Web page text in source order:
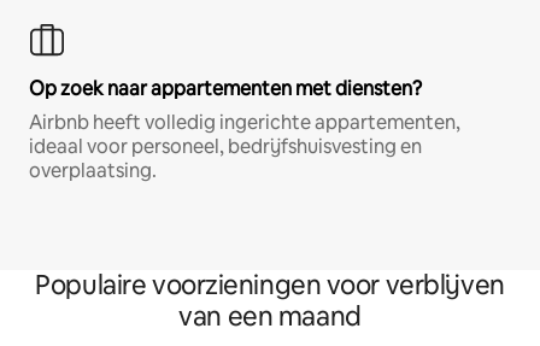
Op zoek naar appartementen met diensten?
Airbnb heeft volledig ingerichte appartementen,
ideaal voor personeel, bedrijfshuisvesting en
overplaatsing.
Populaire voorzieningen voor verblijven
van een maand